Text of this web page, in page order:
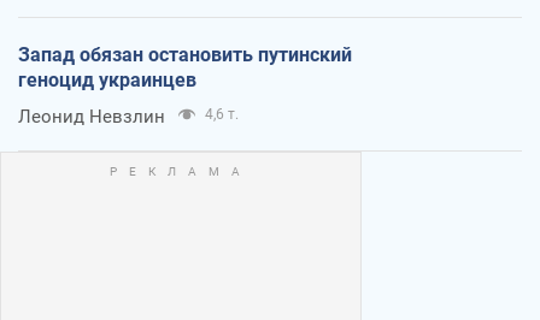
Запад обязан остановить путинский
геноцид украинцев
Леонид Невзлин 4,6 т.